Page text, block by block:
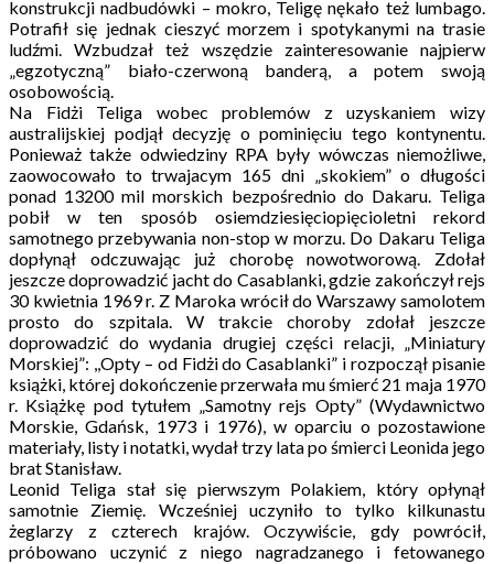
konstrukcji nadbudówki – mokro, Teligę nękało też lumbago.
Potrafił się jednak cieszyć morzem i spotykanymi na trasie
ludźmi. Wzbudzał też wszędzie zainteresowanie najpierw
„egzotyczną” biało-czerwoną banderą, a potem swoją
osobowością.
Na Fidżi Teliga wobec problemów z uzyskaniem wizy
australijskiej podjął decyzję o pominięciu tego kontynentu.
Ponieważ także odwiedziny RPA były wówczas niemożliwe,
zaowocowało to trwajacym 165 dni „skokiem” o długości
ponad 13200 mil morskich bezpośrednio do Dakaru. Teliga
pobił w ten sposób osiemdziesięciopięcioletni rekord
samotnego przebywania non-stop w morzu. Do Dakaru Teliga
dopłynął odczuwając już chorobę nowotworową. Zdołał
jeszcze doprowadzić jacht do Casablanki, gdzie zakończył rejs
30 kwietnia 1969 r. Z Maroka wrócił do Warszawy samolotem
prosto do szpitala. W trakcie choroby zdołał jeszcze
doprowadzić do wydania drugiej części relacji, „Miniatury
Morskiej”: ,,Opty – od Fidżi do Casablanki” i rozpoczął pisanie
książki, której dokończenie przerwała mu śmierć 21 maja 1970
r. Książkę pod tytułem „Samotny rejs Opty” (Wydawnictwo
Morskie, Gdańsk, 1973 i 1976), w oparciu o pozostawione
materiały, listy i notatki, wydał trzy lata po śmierci Leonida jego
brat Stanisław.
Leonid Teliga stał się pierwszym Polakiem, który opłynął
samotnie Ziemię. Wcześniej uczyniło to tylko kilkunastu
żeglarzy z czterech krajów. Oczywiście, gdy powrócił,
próbowano uczynić z niego nagradzanego i fetowanego